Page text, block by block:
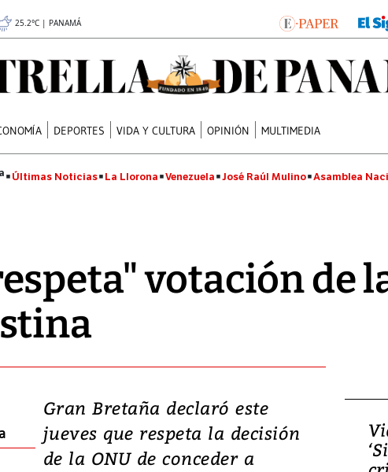
25.2°C | PANAMÁ
DEPORTES VIDA Y CULTURA OPINIÓN MULTIMEDIA
Últimas Noticias La Llorona Venezuela José Raúl Mulino Asamblea
votación de
Gran Bretaña declaró este
jueves que respeta la decisión
de la ONU de conceder a
Video, Japón: Terremoto
deja heridos y graves